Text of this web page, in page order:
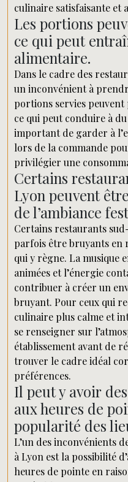
culinaire satisfaisante et
Les portions
ce qui peut
alimentaire.
Dans le cadre des
un inconvénient à
portions servies
ce qui peut conduire à
important de garder à
lors de la commande
privilégier une
Certains
Lyon peuvent
de l’ambiance
Certains restaurants
parfois être bruyants en
qui y règne. La musique
animées et l’énergie
contribuer à créer un
bruyant. Pour ceux qui
culinaire plus calme et
se renseigner sur
établissement avant de
trouver le cadre idéal
préférences.
Il peut y avoir
aux heures de
popularité des
L’un des inconvénients
à Lyon est la possibilité
heures de pointe en